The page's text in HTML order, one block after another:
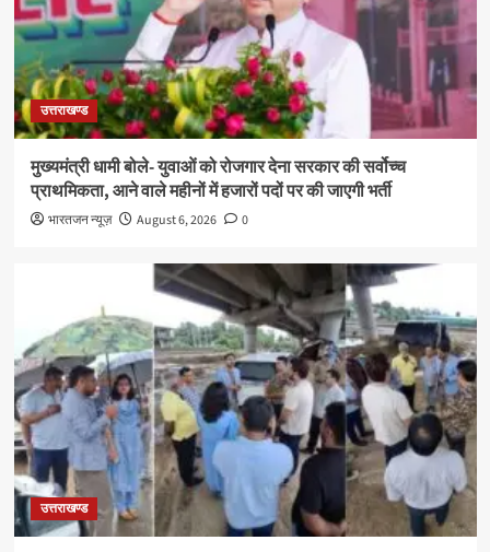
उत्तराखण्ड
मुख्यमंत्री धामी बोले- युवाओं को रोजगार देना सरकार की सर्वोच्च
प्राथमिकता, आने वाले महीनों में हजारों पदों पर की जाएगी भर्ती
भारतजन न्यूज़ August 6, 2026 0
उत्तराखण्ड